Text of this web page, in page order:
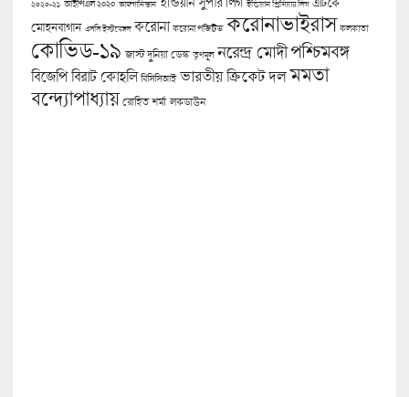
২০২০-২১ আইপিএল ২০২০ আফগানিস্তান ইন্ডিয়ান প্রিমিয়ার লিগ
মোহনবাগান এসসি ইস্টবেঙ্গল করোনা করোনা পজিটিভ করোনাভাইরাস কলকাতা
কোভিড-১৯ জাস্ট দুনিয়া ডেস্ক তৃণমূল নরেন্দ্র মোদী পশ্চিমবঙ্গ
বিজেপি বিরাট কোহলি বিসিসিআই ভারতীয় ক্রিকেট দল মমতা
বন্দ্যোপাধ্যায় রোহিত শর্মা লকডাউন